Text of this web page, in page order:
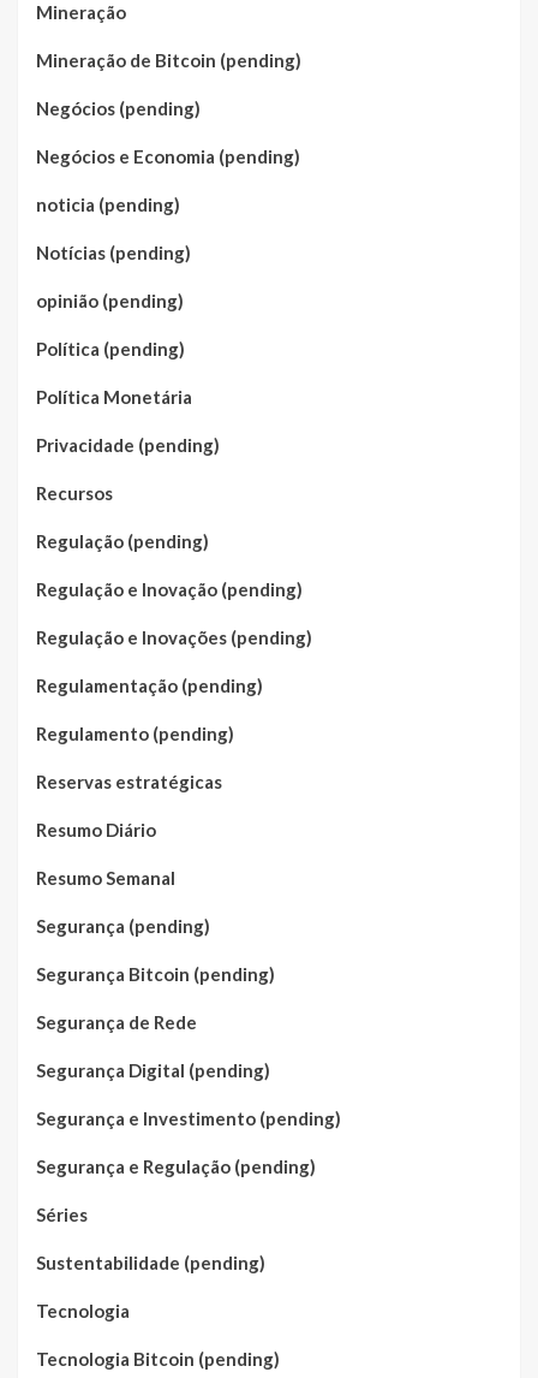
Mineração
Mineração de Bitcoin (pending)
Negócios (pending)
Negócios e Economia (pending)
noticia (pending)
Notícias (pending)
opinião (pending)
Política (pending)
Política Monetária
Privacidade (pending)
Recursos
Regulação (pending)
Regulação e Inovação (pending)
Regulação e Inovações (pending)
Regulamentação (pending)
Regulamento (pending)
Reservas estratégicas
Resumo Diário
Resumo Semanal
Segurança (pending)
Segurança Bitcoin (pending)
Segurança de Rede
Segurança Digital (pending)
Segurança e Investimento (pending)
Segurança e Regulação (pending)
Séries
Sustentabilidade (pending)
Tecnologia
Tecnologia Bitcoin (pending)